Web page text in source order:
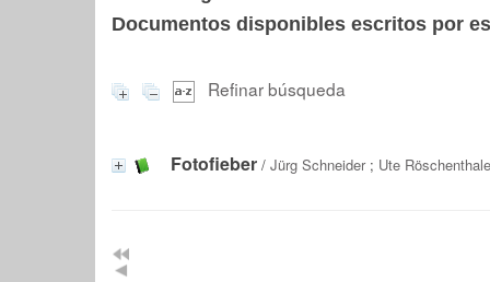
Documentos disponibles escritos por
Refinar búsqueda
Fotofieber / Jürg Schneider; Ute